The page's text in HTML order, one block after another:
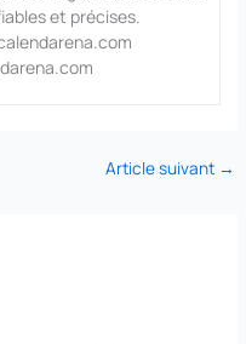
et précises.
Article suivant →